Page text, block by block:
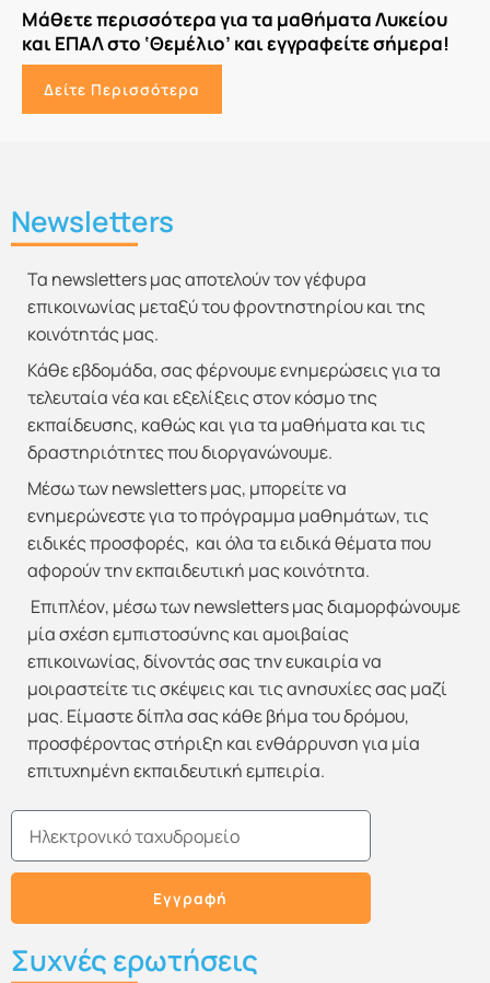
Μάθετε περισσότερα για τα μαθήματα Λυκείου
και ΕΠΑΛ στο ‘Θεμέλιο’ και εγγραφείτε σήμερα!
Δείτε Περισσότερα
Newsletters
Τα newsletters μας αποτελούν τον γέφυρα
επικοινωνίας μεταξύ του φροντηστηρίου και της
κοινότητάς μας.
Κάθε εβδομάδα, σας φέρνουμε ενημερώσεις για τα
τελευταία νέα και εξελίξεις στον κόσμο της
εκπαίδευσης, καθώς και για τα μαθήματα και τις
δραστηριότητες που διοργανώνουμε.
Μέσω των newsletters μας, μπορείτε να
ενημερώνεστε για το πρόγραμμα μαθημάτων, τις
ειδικές προσφορές, και όλα τα ειδικά θέματα που
αφορούν την εκπαιδευτική μας κοινότητα.
Επιπλέον, μέσω των newsletters μας διαμορφώνουμε
μία σχέση εμπιστοσύνης και αμοιβαίας
επικοινωνίας, δίνοντάς σας την ευκαιρία να
μοιραστείτε τις σκέψεις και τις ανησυχίες σας μαζί
μας. Είμαστε δίπλα σας κάθε βήμα του δρόμου,
προσφέροντας στήριξη και ενθάρρυνση για μία
επιτυχημένη εκπαιδευτική εμπειρία.
Email
Εγγραφή
Συχνές ερωτήσεις